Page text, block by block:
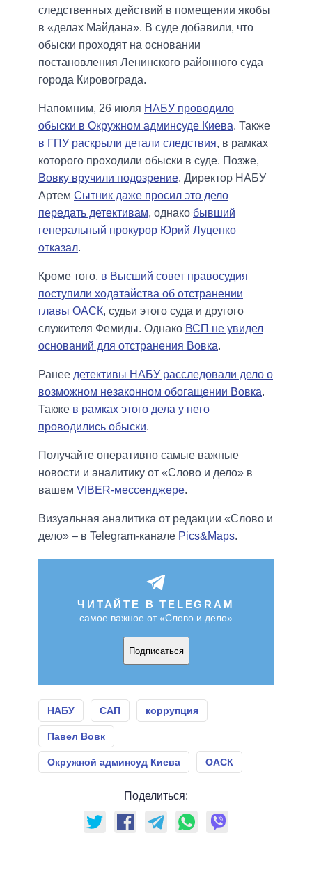
следственных действий в помещении якобы
в «делах Майдана». В суде добавили, что
обыски проходят на основании
постановления Ленинского районного суда
города Кировограда.
Напомним, 26 июля НАБУ проводило
обыски в Окружном админсуде Киева. Также
в ГПУ раскрыли детали следствия, в рамках
которого проходили обыски в суде. Позже,
Вовку вручили подозрение. Директор НАБУ
Артем Сытник даже просил это дело
передать детективам, однако бывший
генеральный прокурор Юрий Луценко
отказал.
Кроме того, в Высший совет правосудия
поступили ходатайства об отстранении
главы ОАСК, судьи этого суда и другого
служителя Фемиды. Однако ВСП не увидел
оснований для отстранения Вовка.
Ранее детективы НАБУ расследовали дело о
возможном незаконном обогащении Вовка.
Также в рамках этого дела у него
проводились обыски.
Получайте оперативно самые важные
новости и аналитику от «Слово и дело» в
вашем VIBER-мессенджере.
Визуальная аналитика от редакции «Слово и
дело» – в Telegram-канале Pics&Maps.
ЧИТАЙТЕ В TELEGRAM
самое важное от «Слово и дело»
Подписаться
НАБУ САП коррупция
Павел Вовк
Окружной админсуд Киева ОАСК
Поделиться: